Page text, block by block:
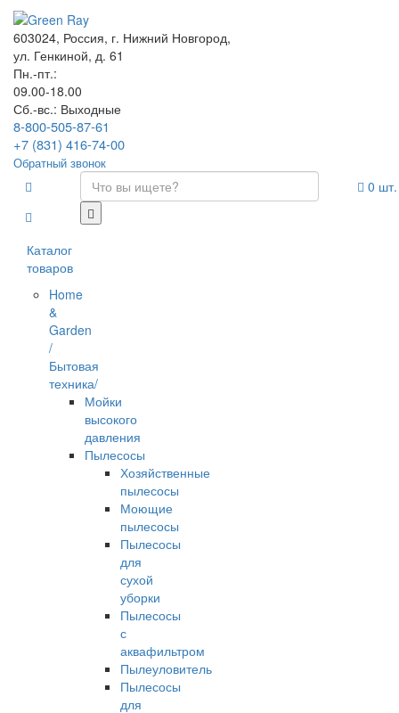
603024, Россия, г. Нижний Новгород,
ул. Генкиной, д. 61
Пн.-пт.:
09.00-18.00
Сб.-вс.: Выходные
8-800-505-87-61
+7 (831) 416-74-00
Обратный звонок
Каталог
товаров
Home
&
Garden
/
Бытовая
техника/
Мойки
высокого
давления
Пылесосы
Хозяйственные
пылесосы
Моющие
пылесосы
Пылесосы
для
сухой
уборки
Пылесосы
с
аквафильтром
Пылеуловитель
Пылесосы
для
0